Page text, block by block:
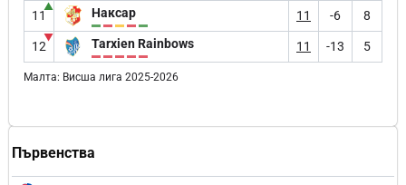
Първенства
11
▲ Наксар 11 -6 8
12
▼ Tarxien Rainbows 11 -13 5
Малта: Висша лига 2025-2026